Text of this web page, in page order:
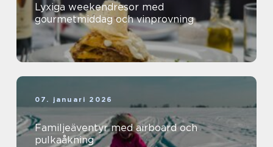
Lyxiga weekendresor med
gourmetmiddag och vinprovning
07. januari 2026
Familjeäventyr med airboard och
pulkaåkning